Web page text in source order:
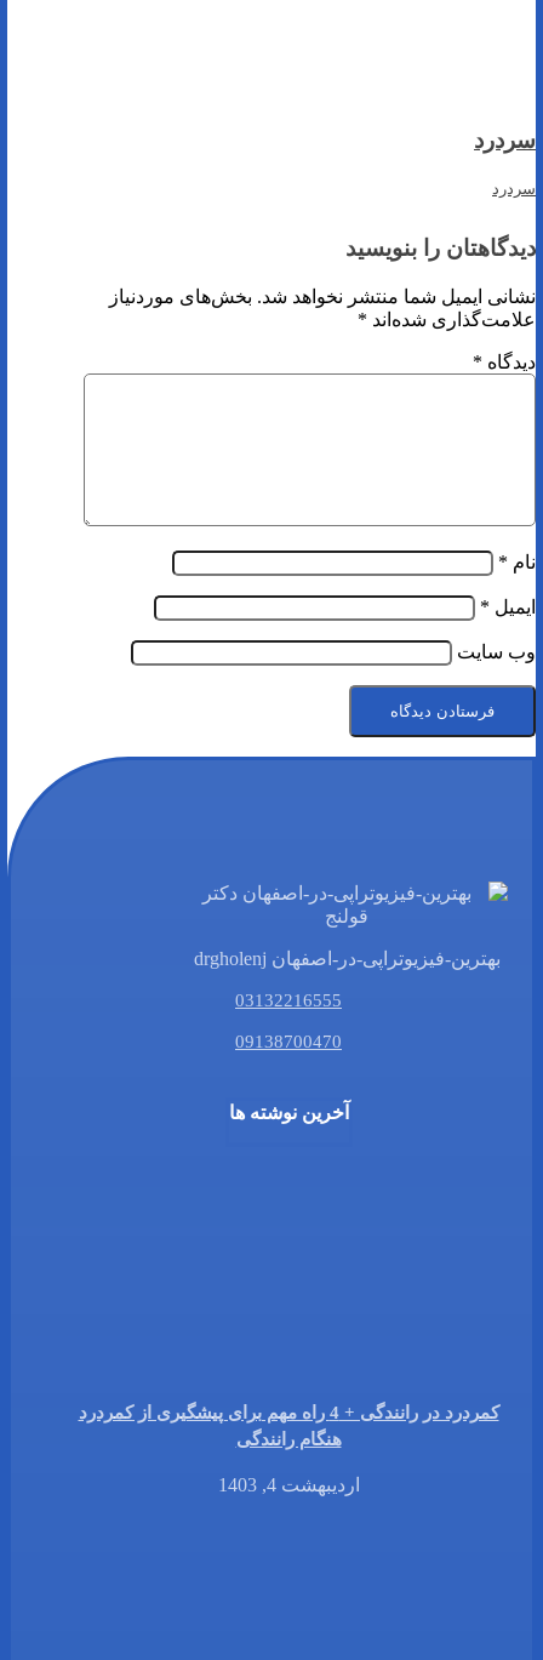
سردرد
سردرد
دیدگاهتان را بنویسید
نشانی ایمیل شما منتشر نخواهد شد. بخش‌های موردنیاز
علامت‌گذاری شده‌اند *
دیدگاه *
نام *
ایمیل *
وب‌ سایت
بهترین-فیزیوتراپی-در-اصفهان drgholenj
03132216555
09138700470
آخرین نوشته ها
کمردرد در رانندگی + 4 راه مهم برای پیشگیری از کمردرد
هنگام رانندگی
اردیبهشت 4, 1403